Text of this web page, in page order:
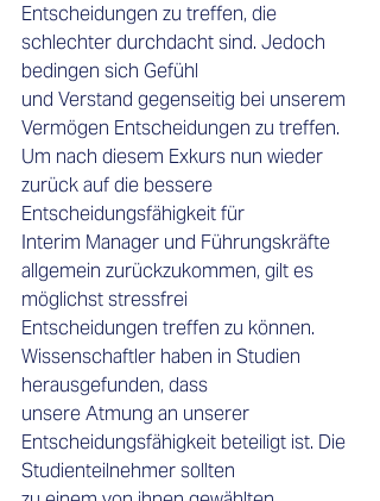
Entscheidungen zu treffen, die
schlechter durchdacht sind. Jedoch
bedingen sich Gefühl
und Verstand gegenseitig bei unserem
Vermögen Entscheidungen zu treffen.
Um nach diesem Exkurs nun wieder
zurück auf die bessere
Entscheidungsfähigkeit für
Interim Manager und Führungskräfte
allgemein zurückzukommen, gilt es
möglichst stressfrei
Entscheidungen treffen zu können.
Wissenschaftler haben in Studien
herausgefunden, dass
unsere Atmung an unserer
Entscheidungsfähigkeit beteiligt ist. Die
Studienteilnehmer sollten